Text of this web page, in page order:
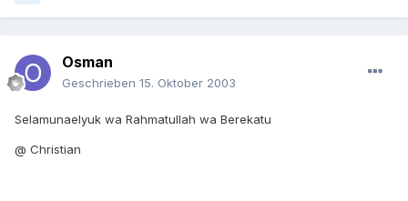
Osman
Geschrieben 15. Oktober 2003
Selamunaelyuk wa Rahmatullah wa Berekatu
@ Christian